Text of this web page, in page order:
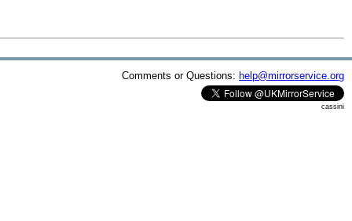
Comments or Questions: help@mirrorservice.org
cassini